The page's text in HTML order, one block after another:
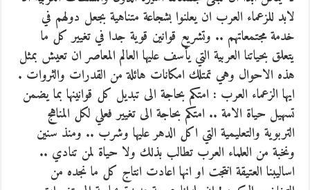
لابد للزعماء العرب ان يعلنوا بشجاعة متناهية بجعل دولهم في
خدمة مجتمعاتهم .. وتشريع قوانين قوية جدا في تغيير كل ما
يتعلق بحياتنا العربية التي يأسف عليها العالم المعاصر ان تعيش بمثل
هذه الاحوال وهي تمتلك امكانات هائلة من القدرات والثروات .
ايها الزعماء العرب : امتكم بحاجة الى تبديل كل قوانينها بما يضمن
تسهيل حياة الامة .. امتكم بحاجة الى تغيير فعلي لكل المناهج
التربوية والتعليمية التي اكل الدهر عليها وشرب .. ومنذ سنين
ونخبة من العلماء العرب تطالب بذلك ولا حياة لمن تنادي ..
اساليبنا العتيقة انتجت او انها اعادت انتاج كل ما نجده من